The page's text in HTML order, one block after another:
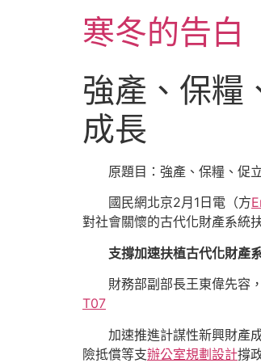
寒冬的告白
強產、保糧
成長
原題目：強產、保糧、促
國民網北京2月1日電（方
對社會關懷的古代化財產系統
支撐加速扶植古代化財產
財務部副部長王東偉先容
T07
加速推進計謀性新興財產
險抵償等支辦公室規劃設計撐